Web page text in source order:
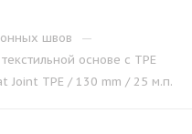
швов —
основе с TPE
Joint TPE / 130 mm / 25 м.п.